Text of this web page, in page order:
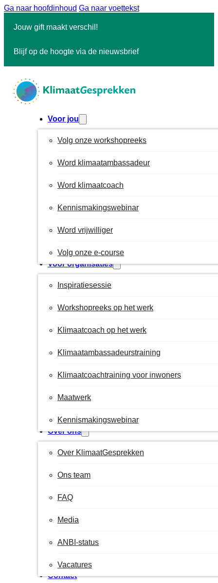
Ga naar hoofdinhoud Ga naar voettekst
Jouw gift maakt verschil!
Blijf op de hoogte via de nieuwsbrief
Voor jou
Volg onze workshopreeks
Word klimaatambassadeur
Word klimaatcoach
Kennismakingswebinar
Word vrijwilliger
Volg onze e-course
Voor organisaties
Inspiratiesessie
Workshopreeks op het werk
Klimaatcoach op het werk
Klimaatambassadeurstraining
Klimaatcoachtraining voor inwoners
Maatwerk
Kennismakingswebinar
Over ons
Over KlimaatGesprekken
Ons team
FAQ
Media
ANBI-status
Vacatures
Contact